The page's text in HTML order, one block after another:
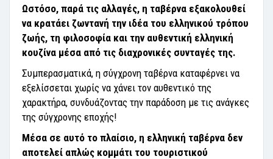
Ωστόσο, παρά τις αλλαγές, η ταβέρνα εξακολουθεί
να κρατάει ζωντανή την ιδέα του ελληνικού τρόπου
ζωής, τη φιλοσοφία και την αυθεντική ελληνική
κουζίνα μέσα από τις διαχρονικές συνταγές της.
Συμπερασματικά, η σύγχρονη ταβέρνα καταφέρνει να
εξελίσσεται χωρίς να χάνει τον αυθεντικό της
χαρακτήρα, συνδυάζοντας την παράδοση με τις ανάγκες
της σύγχρονης εποχής!
Μέσα σε αυτό το πλαίσιο, η ελληνική ταβέρνα δεν
αποτελεί απλώς κομμάτι του τουριστικού